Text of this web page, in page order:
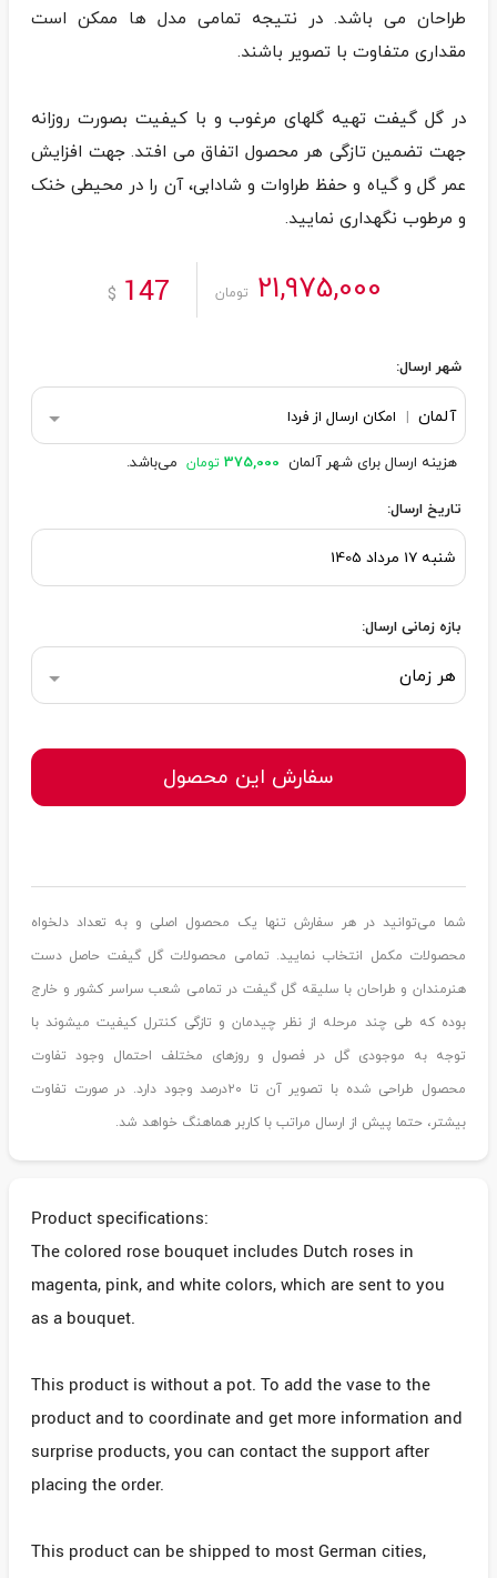
طراحان می باشد. در نتیجه تمامی مدل ها ممکن است
در گل گیفت تهیه گلهای مرغوب و با کیفیت بصورت روزانه
جهت تضمین تازگی هر محصول اتفاق می افتد. جهت افزایش
عمر گل و گیاه و حفظ طراوات و شادابی، آن را در محیطی خنک
و مرطوب نگهداری نمایید.
21,975,000 تومان 147
$
شهر ارسال:
آلمان امکان ارسال از فردا
هزینه ارسال برای شهر آلمان 375,000 تومان می‌باشد.
تاریخ ارسال:
بازه زمانی ارسال:
هر زمان
سفارش این محصول
شما می‌توانید در هر سفارش تنها یک محصول اصلی و به تعداد دلخواه
محصولات مکمل انتخاب نمایید. تمامی محصولات گل گیفت حاصل دست
هنرمندان و طراحان با سلیقه گل گیفت در تمامی شعب سراسر کشور و خارج
بوده که طی چند مرحله از نظر چیدمان و تازگی کنترل کیفیت میشوند با
توجه به موجودی گل در فصول و روزهای مختلف احتمال وجود تفاوت
محصول طراحی شده با تصویر آن تا ۲۰درصد وجود دارد. در صورت تفاوت
بیشتر، حتما پیش از ارسال مراتب با کاربر هماهنگ خواهد شد.
Product specifications:
The colored rose bouquet includes Dutch roses in
magenta, pink, and white colors, which are sent to you
as a bouquet.
This product is without a pot. To add the vase to the
product and to coordinate and get more information and
surprise products, you can contact the support after
placing the order.
This product can be shipped to most German cities,